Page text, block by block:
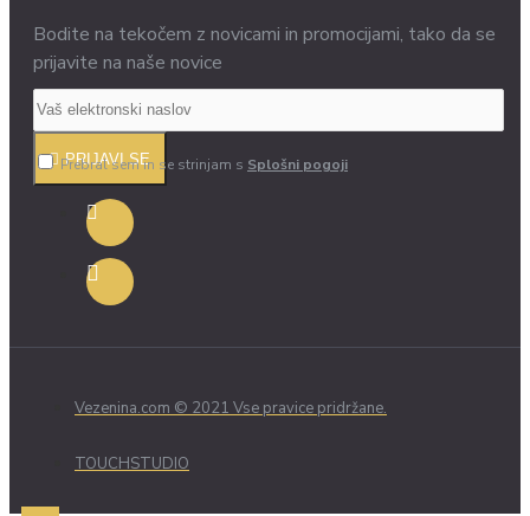
Bodite na tekočem z novicami in promocijami, tako da se
prijavite na naše novice
PRIJAVI SE
Prebral sem in se strinjam s Splošni pogoji
Vezenina.com © 2021 Vse pravice pridržane.
TOUCHSTUDIO